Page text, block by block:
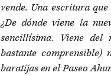
vende. Una escritura
¿De dónde viene la
sencillísima. Viene
bastante
baratijas en el Paseo